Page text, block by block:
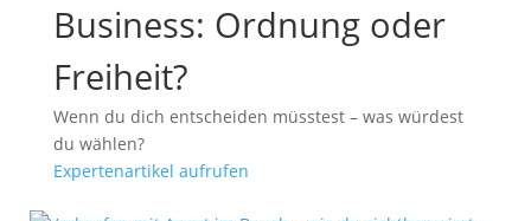
Business: Ordnung oder
Freiheit?
Wenn du dich entscheiden müsstest – was würdest
du wählen?
Expertenartikel aufrufen